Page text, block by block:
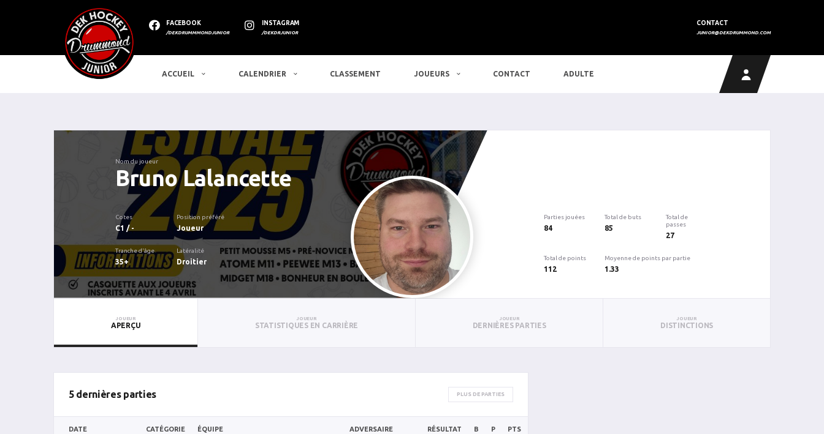
FACEBOOK
/DEKDRUMMMONDJUNIOR
INSTAGRAM
/DEKDRJUNIOR
CONTACT
JUNIOR@DEKDRUMMOND.COM
ACCUEIL CALENDRIER CLASSEMENT JOUEURS CONTACT ADULTE
Nom du joueur
Bruno Lalancette
Cotes
C1 / -
Position préféré
Joueur
Tranche d'âge
35+
Latéralité
Droitier
Parties jouées
84
Total de buts
85
Total de
passes
27
Total de points
112
Moyenne de points par partie
1.33
JOUEUR
APERÇU
JOUEUR
STATISTIQUES EN CARRIÈRE
JOUEUR
DERNIÈRES PARTIES
JOUEUR
DISTINCTIONS
5 dernières parties PLUS DE PARTIES
DATE CATÉGORIE ÉQUIPE ADVERSAIRE RÉSULTAT B P PTS